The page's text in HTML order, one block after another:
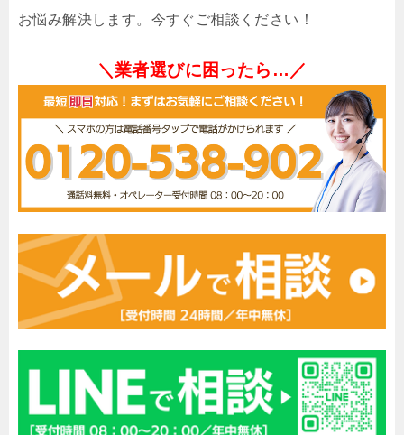
お悩み解決します。今すぐご相談ください！
＼業者選びに困ったら…／